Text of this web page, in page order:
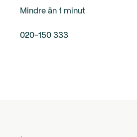
Mindre än 1 minut
020-150 333